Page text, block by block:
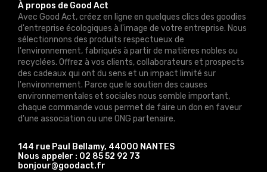
À propos de Good Act
Avec Good Act, créez en ligne en quelques clics des goodies
d'entreprise écologiques à l'image de votre entreprise. Nous
sélectionnons des produits respectueux de
l'environnement, fabriqués à partir de matières nobles ou
recyclées. Offrez à vos clients, collaborateurs et prospects
des cadeaux qui ont du sens et un impact limité sur
l'environnement. Parce que le soutien des causes
environnementales et sociales nous semble important,
chaque commande vous permet de faire un don en faveur
d'une association ou une ONG partenaire.
144 rue Paul Bellamy, 44000 NANTES
Nous appeler : 02 85 52 92 73
bonjour@goodact.fr